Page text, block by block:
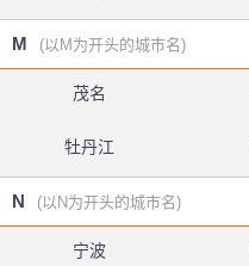
M (以M为开头的城市名)
茂名
牡丹江
N (以N为开头的城市名)
宁波